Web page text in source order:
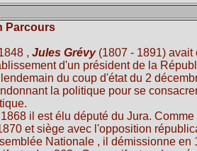
Parcours
, Jules Grévy(1807 - 1891) avait
d'un président de la
du coup d'état du 2
la politique pour se
il est élu député du Jura.
et siège avec l'opposition
Nationale , il démissionne